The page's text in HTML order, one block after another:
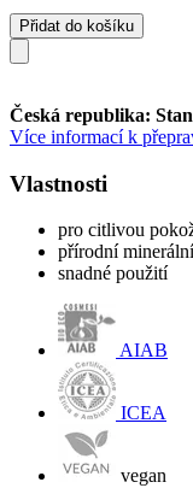
Přidat do košíku
Česká republika:
Více informací k
Vlastnosti
pro citlivou
přírodní
snadné použití
AIAB
ICEA
vegan